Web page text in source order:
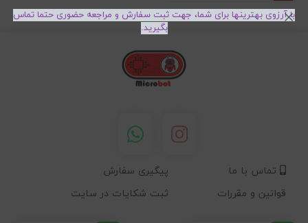
تماس با ما
پیگیری سفارش
قوانین و مقررات
ثبت شکایات در سایت
با آرزوی بهترینها برای شما، جهت ثبت سفارش و مراجعه حضوری حتما تماس
بگیرید.